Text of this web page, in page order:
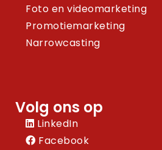
Foto en videomarketing
Promotiemarketing
Narrowcasting
Volg ons op
LinkedIn
Facebook